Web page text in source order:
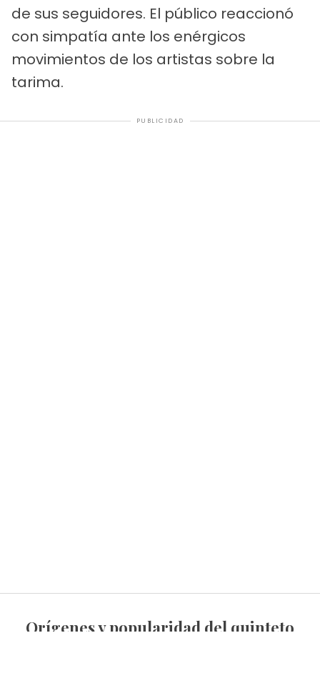
de sus seguidores. El público reaccionó
con simpatía ante los enérgicos
movimientos de los artistas sobre la
tarima.
PUBLICIDAD
Orígenes y popularidad del quinteto